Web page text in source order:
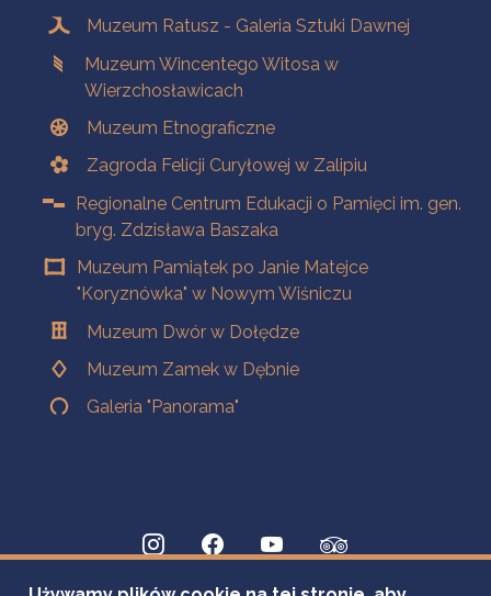
Muzeum Ratusz - Galeria Sztuki Dawnej
Muzeum Wincentego Witosa w
Wierzchosławicach
Muzeum Etnograficzne
Zagroda Felicji Curyłowej w Zalipiu
Regionalne Centrum Edukacji o Pamięci im. gen.
bryg. Zdzisława Baszaka
Muzeum Pamiątek po Janie Matejce
"Koryznówka" w Nowym Wiśniczu
Muzeum Dwór w Dołędze
Muzeum Zamek w Dębnie
Galeria "Panorama"